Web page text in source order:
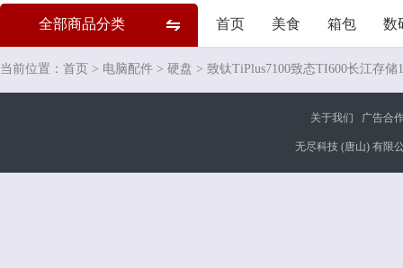
全部商品分类 首页 美食 箱包 数
当前位置： 首页 > 电脑配件 > 硬盘 > 致钛TiPlus7100致态TI600长江存
关于我们 广告合
无尽科技 (唐山) 有限